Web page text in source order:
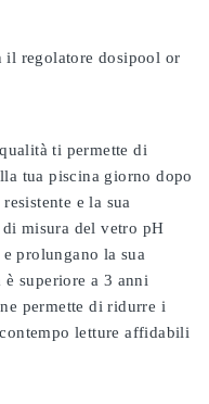
il regolatore dosipool or
ti permette di
tua piscina giorno dopo
e la sua
misura del vetro pH
prolungano la sua
superiore a 3 anni
permette di ridurre i
letture affidabili